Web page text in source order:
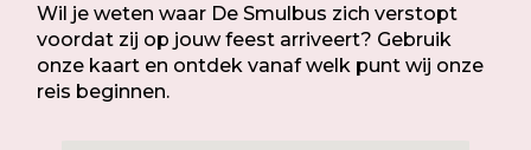
Wil je weten waar De Smulbus zich verstopt
voordat zij op jouw feest arriveert? Gebruik
onze kaart en ontdek vanaf welk punt wij onze
reis beginnen.